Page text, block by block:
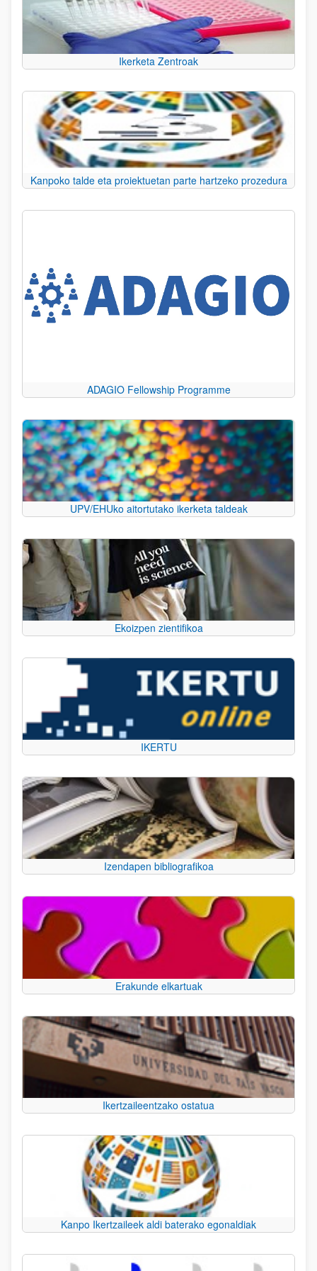
Ikerketa Zentroak
Kanpoko talde eta proiektuetan parte hartzeko prozedura
ADAGIO Fellowship Programme
UPV/EHUko aitortutako ikerketa taldeak
Ekoizpen zientifikoa
IKERTU
Izendapen bibliografikoa
Erakunde elkartuak
Ikertzaileentzako ostatua
Kanpo Ikertzaileek aldi baterako egonaldiak